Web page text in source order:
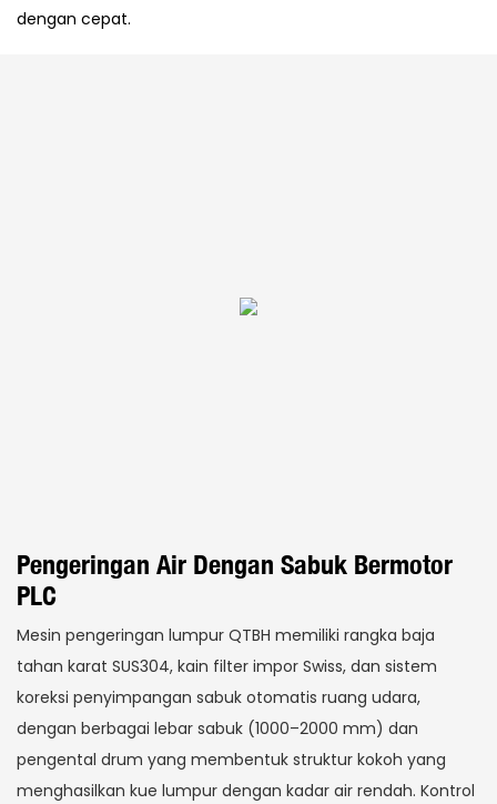
dengan cepat.
Pengeringan Air Dengan Sabuk Bermotor
PLC
Mesin pengeringan lumpur QTBH memiliki rangka baja
tahan karat SUS304, kain filter impor Swiss, dan sistem
koreksi penyimpangan sabuk otomatis ruang udara,
dengan berbagai lebar sabuk (1000–2000 mm) dan
pengental drum yang membentuk struktur kokoh yang
menghasilkan kue lumpur dengan kadar air rendah. Kontrol